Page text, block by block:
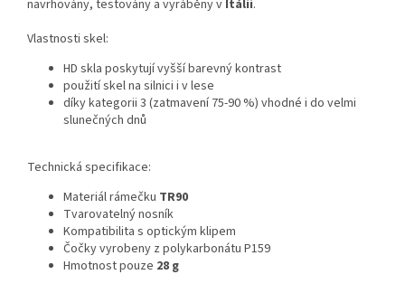
navrhovány, testovány a vyráběny v Itálii.
Vlastnosti skel:
HD skla poskytují vyšší barevný kontrast
použití skel na silnici i v lese
díky kategorii 3 (zatmavení 75-90 %) vhodné i do velmi
slunečných dnů
Technická specifikace:
Materiál rámečku TR90
Tvarovatelný nosník
Kompatibilita s optickým klipem
Čočky vyrobeny z polykarbonátu P159
Hmotnost pouze 28 g